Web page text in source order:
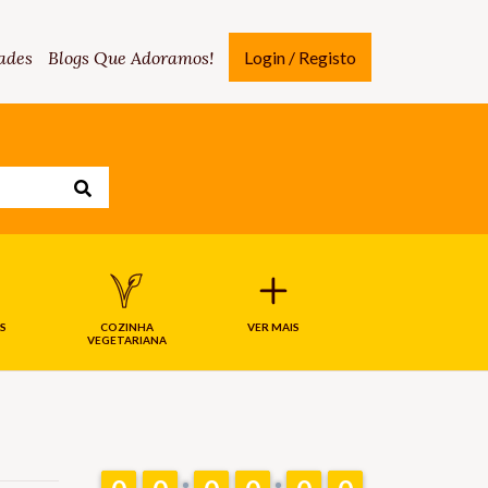
Blogs Que Adoramos! Login / Registo
COZINHA
VEGETARIANA
VER MAIS